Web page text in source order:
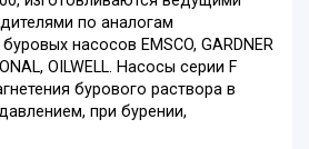
по аналогам
насосов EMSCO, GARDNER
OILWELL. Насосы серии F
бурового раствора в
при бурении,